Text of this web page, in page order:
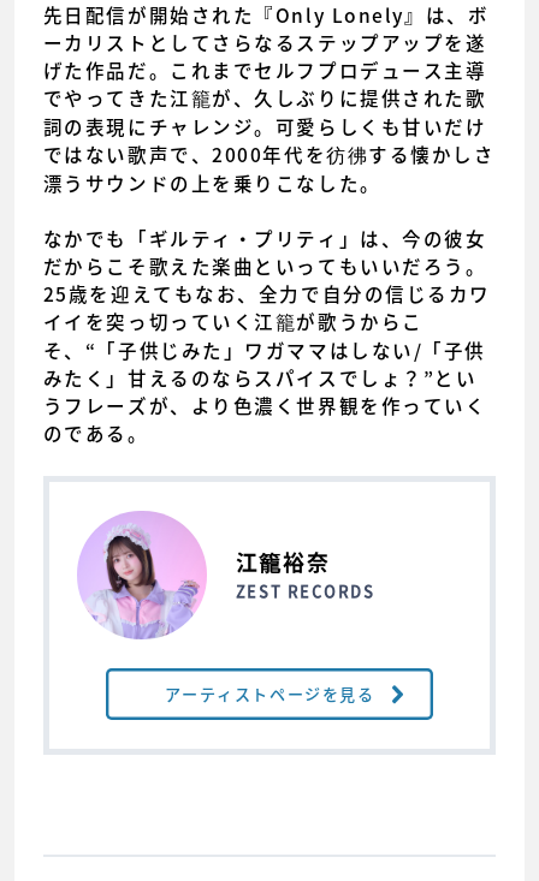
先日配信が開始された『Only Lonely』は、ボ
ーカリストとしてさらなるステップアップを遂
げた作品だ。これまでセルフプロデュース主導
でやってきた江籠が、久しぶりに提供された歌
詞の表現にチャレンジ。可愛らしくも甘いだけ
ではない歌声で、2000年代を彷彿する懐かしさ
漂うサウンドの上を乗りこなした。
なかでも「ギルティ・プリティ」は、今の彼女
だからこそ歌えた楽曲といってもいいだろう。
25歳を迎えてもなお、全力で自分の信じるカワ
イイを突っ切っていく江籠が歌うからこ
そ、“「子供じみた」ワガママはしない/「子供
みたく」甘えるのならスパイスでしょ？”とい
うフレーズが、より色濃く世界観を作っていく
のである。
江籠裕奈
ZEST RECORDS
アーティストページを見る